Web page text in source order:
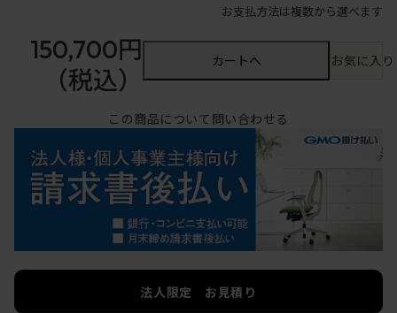
お支払方法は複数から選べます
150,700円
（税込）
カートへ お気に入
この商品について問い合わせる
法人限定 お見積り